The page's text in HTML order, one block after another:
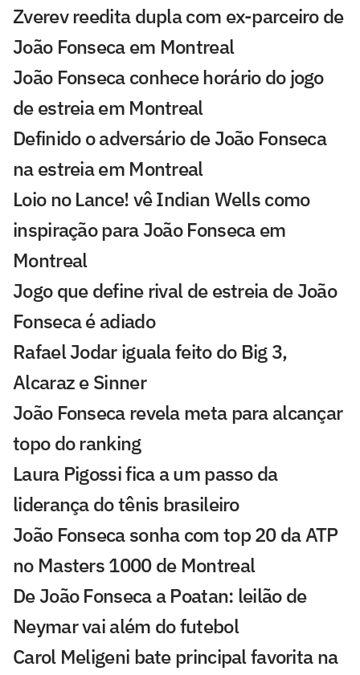
Zverev reedita dupla com ex-parceiro de
João Fonseca em Montreal
João Fonseca conhece horário do jogo
de estreia em Montreal
Definido o adversário de João Fonseca
na estreia em Montreal
Loio no Lance! vê Indian Wells como
inspiração para João Fonseca em
Montreal
Jogo que define rival de estreia de João
Fonseca é adiado
Rafael Jodar iguala feito do Big 3,
Alcaraz e Sinner
João Fonseca revela meta para alcançar
topo do ranking
Laura Pigossi fica a um passo da
liderança do tênis brasileiro
João Fonseca sonha com top 20 da ATP
no Masters 1000 de Montreal
De João Fonseca a Poatan: leilão de
Neymar vai além do futebol
Carol Meligeni bate principal favorita na